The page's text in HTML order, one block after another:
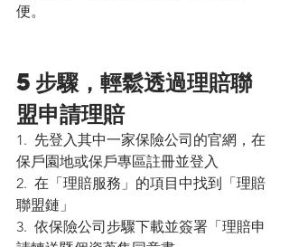
便。
5步驟，輕鬆透過理賠聯
盟申請理賠
1.  先登入其中一家保險公司的官網，在
保戶園地或保戶專區註冊並登入
2.  在「理賠服務」的項目中找到「理賠
聯盟鏈」
3.  依保險公司步驟下載並簽署「理賠申